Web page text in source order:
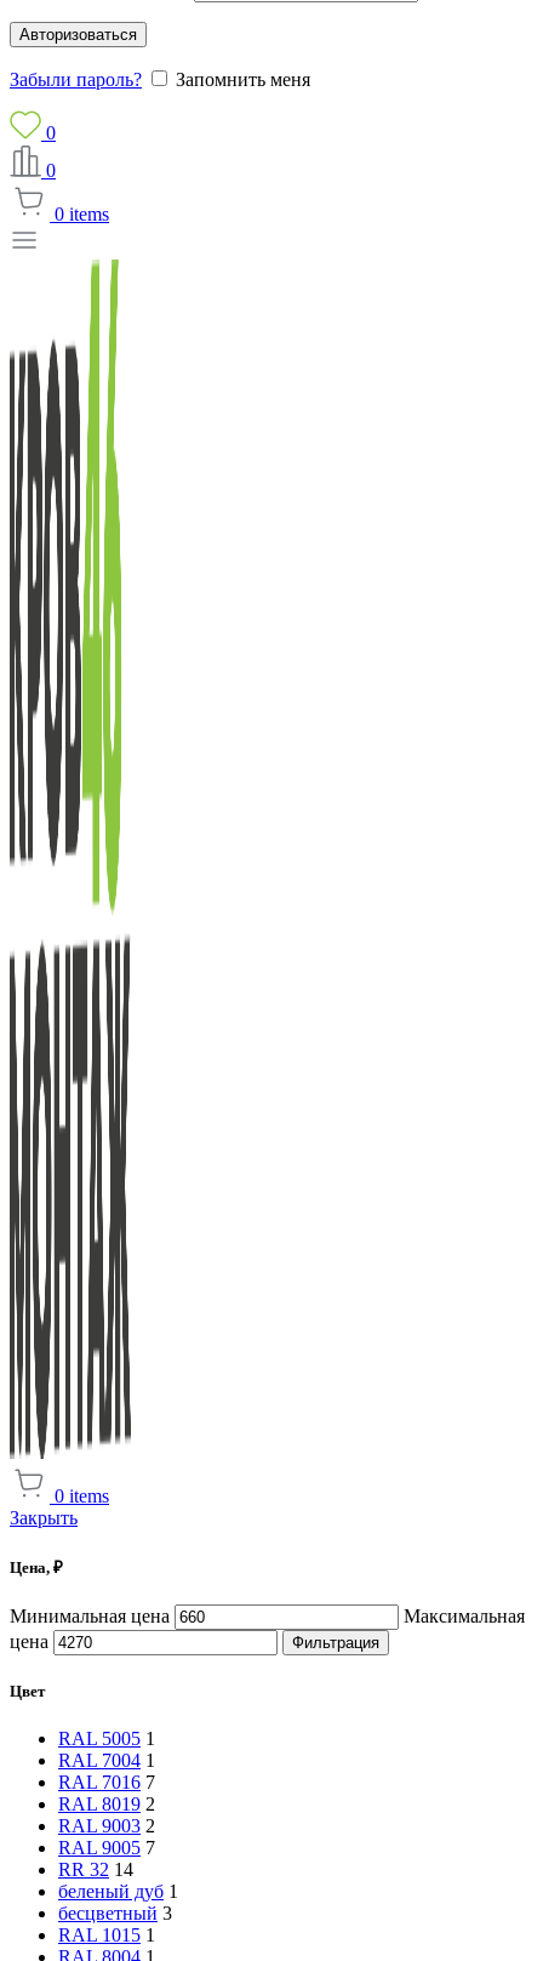
Авторизоваться
Забыли пароль? Запомнить меня
0
0
0 items
0 items
Закрыть
Цена, ₽
Минимальная цена
Максимальная
цена
Фильтрация
Цвет
RAL 5005 1
RAL 7004 1
RAL 7016 7
RAL 8019 2
RAL 9003 2
RAL 9005 7
RR 32 14
беленый дуб 1
бесцветный 3
RAL 1015 1